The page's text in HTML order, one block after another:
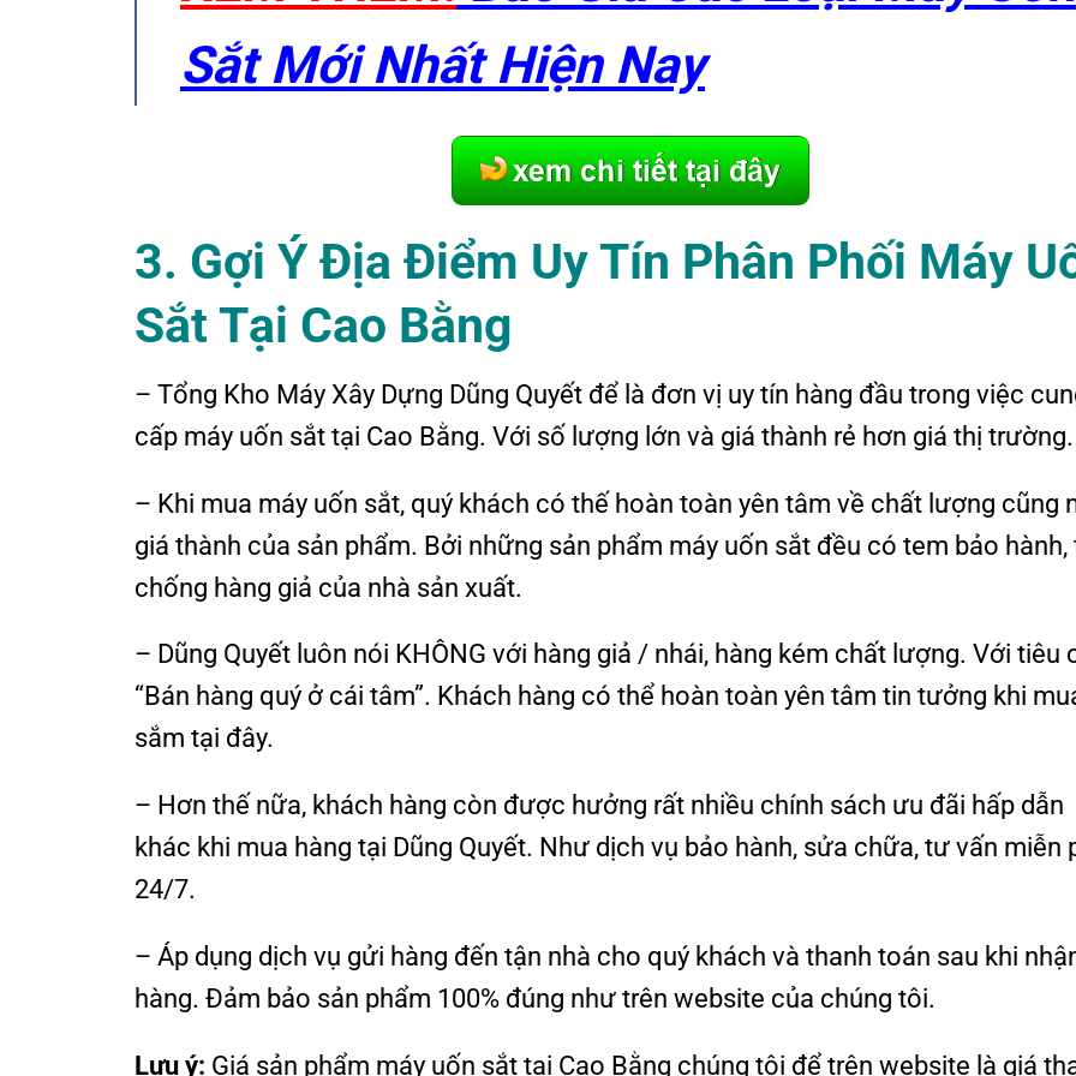
Sắt Mới Nhất Hiện Nay
3. Gợi Ý Địa Điểm UyTín Phân Phối Máy U
SắtTại Cao Bằng
– Tổng Kho Máy Xây Dựng Dũng Quyết để là đơn vị uy tín hàng đầu trong việc
cấp máy uốn sắt tại Cao Bằng. Với số lượng lớn và giá thành rẻ hơn giá thị trường.
– Khi mua máy uốn sắt, quý khách có thế hoàn toàn yên tâm về chất lượng cũng
giá thành của sản phẩm. Bởi những sản phẩm máy uốn sắt đều có tem bảo hành,
chống hàng giả của nhà sản xuất.
– Dũng Quyết luôn nói KHÔNG với hàng giả / nhái, hàng kém chất lượng. Với tiêu
“Bán hàng quý ở cái tâm”. Khách hàng có thể hoàn toàn yên tâm tin tưởng khi
sắm tại đây.
– Hơn thế nữa, khách hàng còn được hưởng rất nhiều chính sách ưu đãi hấp dẫn
khác khi mua hàng tại Dũng Quyết. Như dịch vụ bảo hành, sửa chữa, tư vấn miễn
24/7.
– Áp dụng dịch vụ gửi hàng đến tận nhà cho quý khách và thanh toán sau khi
hàng. Đảm bảo sản phẩm 100% đúng như trên website của chúng tôi.
Lưu ý: Giá sản phẩm máy uốn sắt tại Cao Bằng chúng tôi để trên website là giá